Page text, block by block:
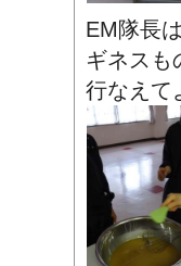
EM隊長
ギネスも
行なえて